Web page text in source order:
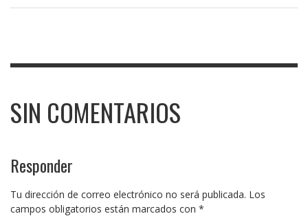
SIN COMENTARIOS
Responder
Tu dirección de correo electrónico no será publicada. Los
campos obligatorios están marcados con *